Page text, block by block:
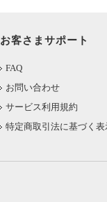
お客さまサポート
FAQ
お問い合わせ
サービス利用規約
特定商取引法に基づく表